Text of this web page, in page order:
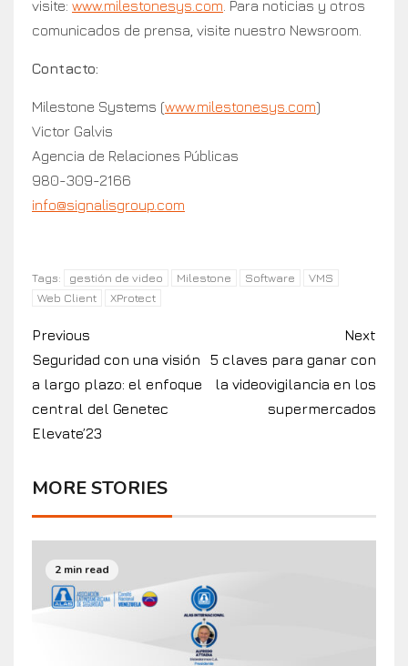
visite: www.milestonesys.com . Para noticias y otros
comunicados de prensa, visite nuestro Newsroom.
Contacto:
Milestone Systems (www.milestonesys.com)
Victor Galvis
Agencia de Relaciones Públicas
980-309-2166
info@signalisgroup.com
Tags: gestión de video Milestone Software
VMS
Web Client
XProtect
Previous
Seguridad con una visión
a largo plazo: el enfoque
central del Genetec
Elevate’23
Next
5 claves para ganar con
la videovigilancia en los
supermercados
MORE STORIES
2 min read